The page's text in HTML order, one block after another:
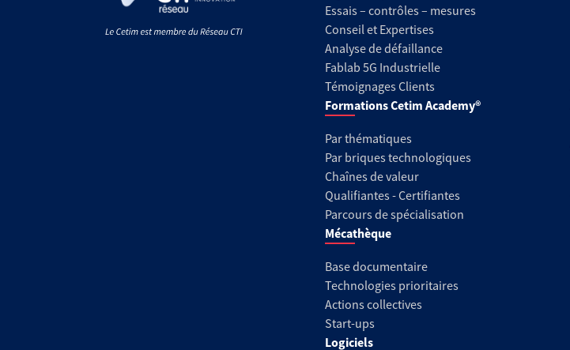
Essais – contrôles – mesures
Conseil et Expertises
Analyse de défaillance
Fablab 5G Industrielle
Témoignages Clients
Formations Cetim Academy®
Par thématiques
Par briques technologiques
Chaînes de valeur
Qualifiantes - Certifiantes
Parcours de spécialisation
Mécathèque
Base documentaire
Technologies prioritaires
Actions collectives
Start-ups
Logiciels